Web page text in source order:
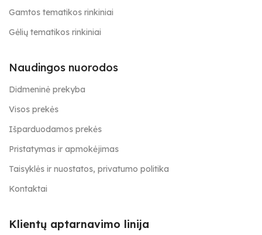
Gamtos tematikos rinkiniai
Gėlių tematikos rinkiniai
Naudingos nuorodos
Didmeninė prekyba
Visos prekės
Išparduodamos prekės
Pristatymas ir apmokėjimas
Taisyklės ir nuostatos, privatumo politika
Kontaktai
Klientų aptarnavimo linija